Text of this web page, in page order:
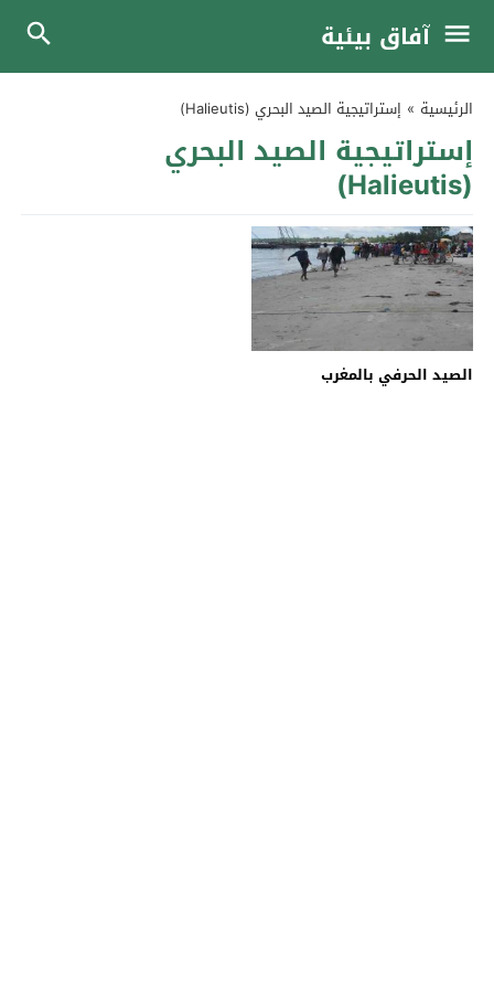
آفاق بيئية
الرئيسية » إستراتيجية الصيد البحري (Halieutis)
إستراتيجية الصيد البحري
(Halieutis)
الصيد الحرفي بالمغرب